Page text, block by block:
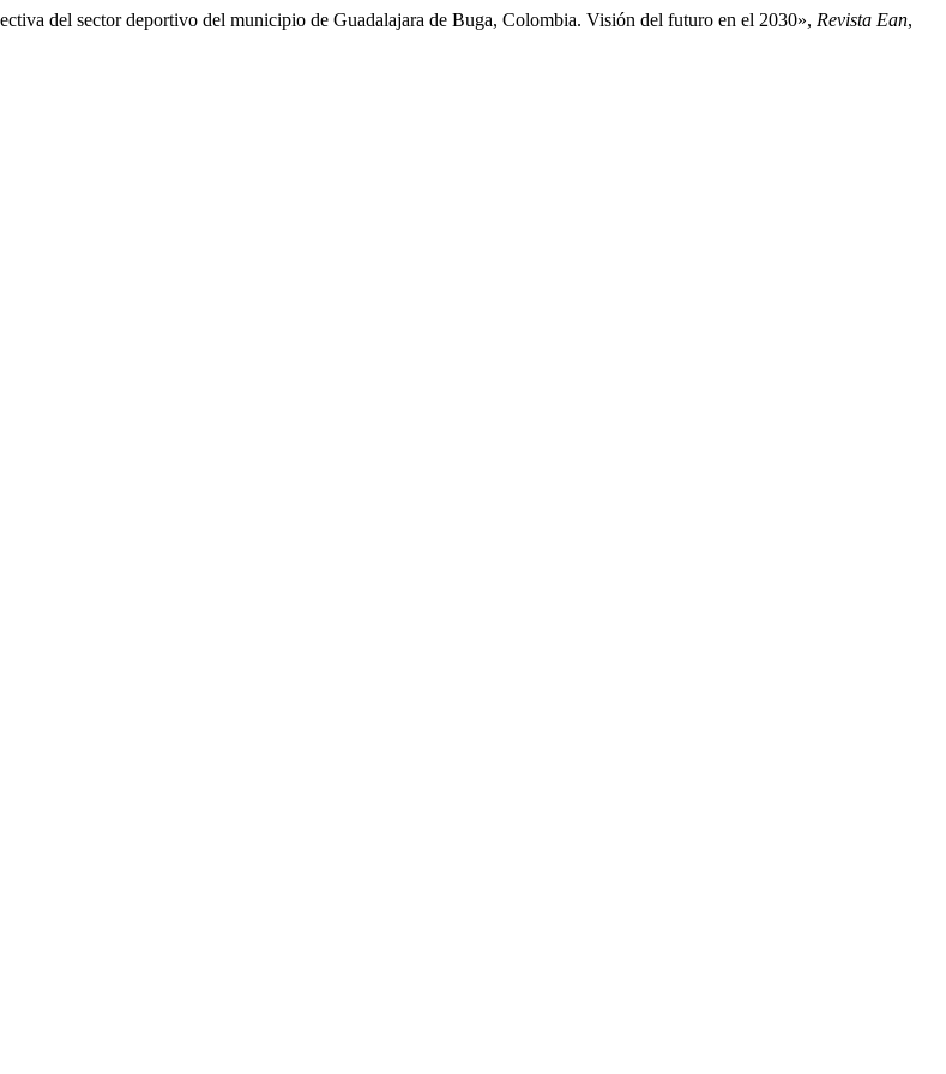
del sector deportivo del municipio de Guadalajara de Buga, Colombia. Visión del futuro en el 2030», Revista Ean,